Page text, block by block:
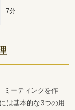
7分
ミーティングを作
は基本的な3つの用